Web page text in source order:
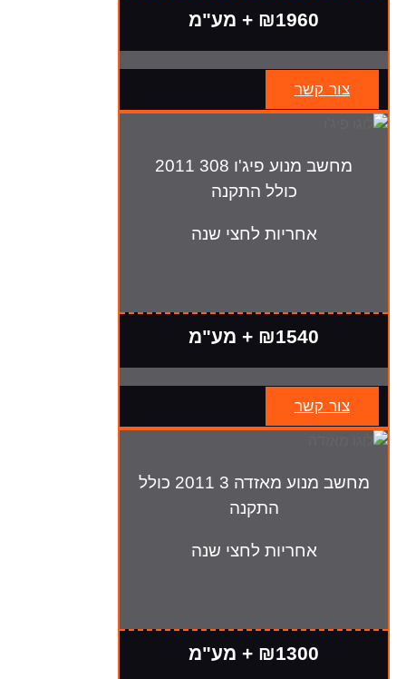
₪1960 + מע"מ
צור קשר
מחשב מנוע פיג'ו 308 2011
כולל התקנה
אחריות לחצי שנה
₪1540 + מע"מ
צור קשר
מחשב מנוע מאזדה 3 2011 כולל
התקנה
אחריות לחצי שנה
₪1300 + מע"מ